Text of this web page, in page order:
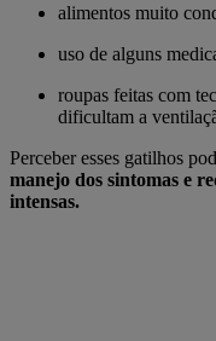
alimentos muito
uso de alguns
roupas feitas com
dificultam a
Perceber esses gatilhos
manejo dos sintomas e
intensas.